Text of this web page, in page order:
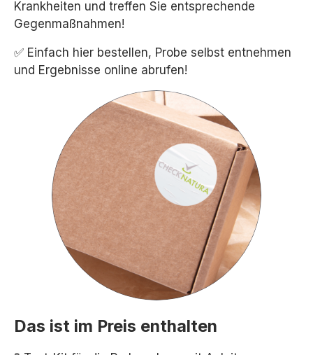
Krankheiten und treffen Sie entsprechende
Gegenmaßnahmen!
✅ Einfach hier bestellen, Probe selbst entnehmen
und Ergebnisse online abrufen!
Das ist im Preis enthalten